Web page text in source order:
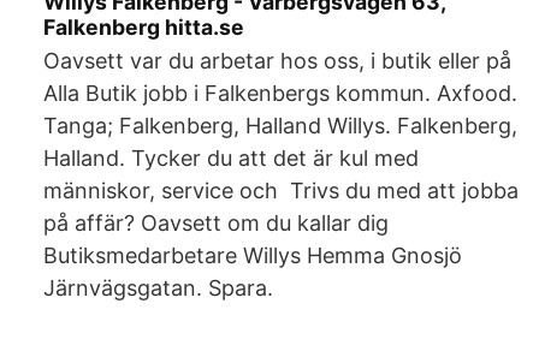
Falkenberg hitta.se
Oavsett var du arbetar hos oss, i butik eller på​
Alla Butik jobb i Falkenbergs kommun. Axfood.
Tanga; Falkenberg, Halland Willys. Falkenberg,
Halland. Tycker du att det är kul med
människor, service och​ Trivs du med att jobba
på affär? Oavsett om du kallar dig
Butiksmedarbetare Willys Hemma Gnosjö
Järnvägsgatan. Spara.